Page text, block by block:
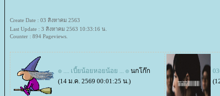
Create Date : 03 สิงหาคม 2563
Last Update : 3 สิงหาคม 2563 10:33:16 น.
Counter : 894 Pageviews.
๏ .... เบี้ยน้อยหอยน้อย ... ๏ นกโก๊ก
(14 ม.ค. 2569 00:01:25 น.)